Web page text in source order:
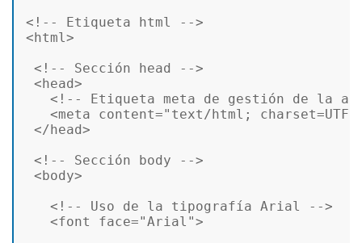
<!-- Etiqueta html -->
<html>
<!-- Sección head -->
<head>
<!-- Etiqueta meta de gestión de la
<meta content="text/html; charset=UTF-
</head>
<!-- Sección body -->
<body>
<!-- Uso de la tipografía Arial -->
<font face="Arial">